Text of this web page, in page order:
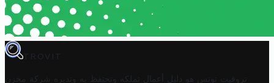
TROVIT
تروفيت تونس هو دليل أعمال تملكه وتحتفظ به وتديره
شركة مخزن